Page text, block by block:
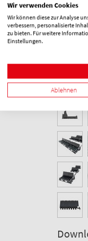
Wir verwenden Cookies
Wir können diese zur Analyse
verbessern, personalisierte
zu bieten. Für weitere
Einstellungen.
Ablehnen